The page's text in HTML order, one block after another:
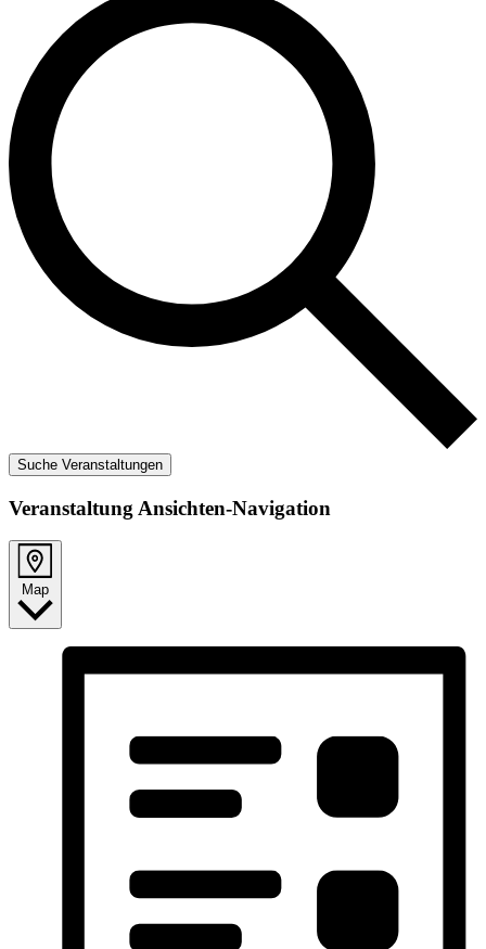
Suche Veranstaltungen
Veranstaltung Ansichten-Navigation
Map